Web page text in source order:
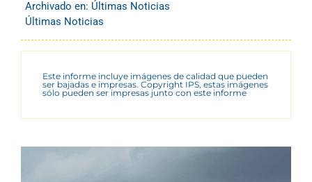
Archivado en: Últimas Noticias
Últimas Noticias
Este informe incluye imágenes de calidad que pueden
ser bajadas e impresas. Copyright IPS, estas imágenes
sólo pueden ser impresas junto con este informe